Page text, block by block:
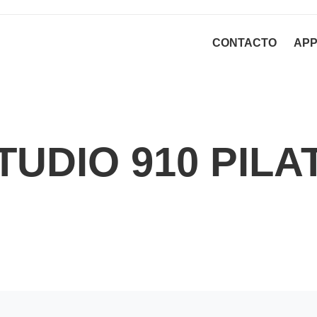
CONTACTO APP
910